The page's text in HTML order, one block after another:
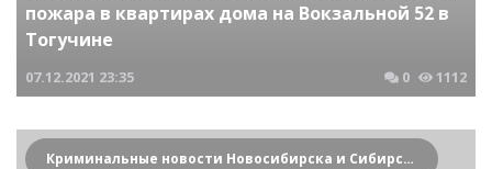
пожара в квартирах дома на Вокзальной 52 в
Тогучине
07.12.2021 23:35 0 1112
Криминальные новости Новосибирска и Сибирского региона